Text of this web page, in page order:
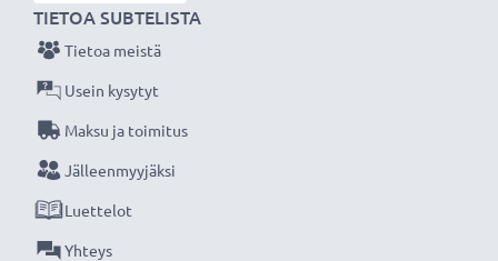
TIETOA SUBTELISTA
Tietoa meistä
Usein kysytyt
Maksu ja toimitus
Jälleenmyyjäksi
Luettelot
Yhteys